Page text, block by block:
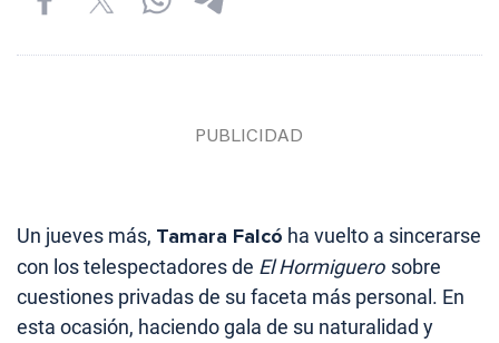
Un jueves más, Tamara Falcó ha vuelto a sincerarse
con los telespectadores de El Hormiguero sobre
cuestiones privadas de su faceta más personal. En
esta ocasión, haciendo gala de su naturalidad y